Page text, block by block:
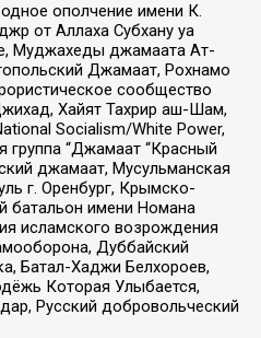
ополчение имени К.
от Аллаха Субхану уа
Муджахеды джамаата Ат-
Джамаат, Рохнамо
сообщество
Хайят Тахрир аш-Шам,
Socialism/White Power,
группа “Джамаат “Красный
джамаат, Мусульманская
г. Оренбург, Крымско-
батальон имени Номана
исламского возрождения
Дуббайский
Батал-Хаджи Белхороев,
Которая Улыбается,
Русский добровольческий